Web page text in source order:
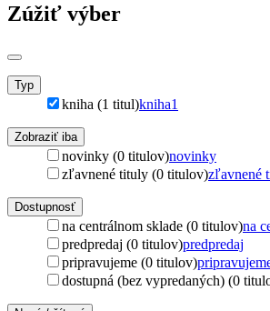
Zúžiť výber
Typ
kniha (1 titul)kniha1
Zobraziť iba
novinky (0 titulov)novinky
zľavnené tituly (0 titulov)zľavnené
Dostupnosť
na centrálnom sklade (0 titulov)na
predpredaj (0 titulov)predpredaj
pripravujeme (0 titulov)
dostupná (bez vypredaných) (0